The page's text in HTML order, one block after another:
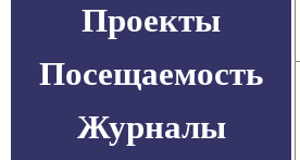
Проекты
Посещаемость
Журналы